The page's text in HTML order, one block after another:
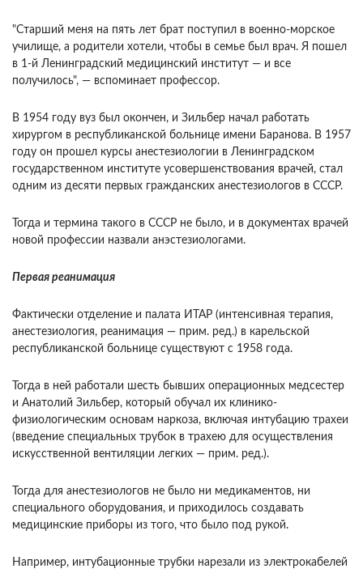
"Старший меня на пять лет брат поступил в военно-морское
училище, а родители хотели, чтобы в семье был врач. Я пошел
в 1-й Ленинградский медицинский институт — и все
получилось", — вспоминает профессор.
В 1954 году вуз был окончен, и Зильбер начал работать
хирургом в республиканской больнице имени Баранова. В 1957
году он прошел курсы анестезиологии в Ленинградском
государственном институте усовершенствования врачей, стал
одним из десяти первых гражданских анестезиологов в СССР.
Тогда и термина такого в СССР не было, и в документах врачей
новой профессии назвали анэстезиологами.
Первая реанимация
Фактически отделение и палата ИТАР (интенсивная терапия,
анестезиология, реанимация — прим. ред.) в карельской
республиканской больнице существуют с 1958 года.
Тогда в ней работали шесть бывших операционных медсестер
и Анатолий Зильбер, который обучал их клинико-
физиологическим основам наркоза, включая интубацию трахеи
(введение специальных трубок в трахею для осуществления
искусственной вентиляции легких — прим. ред.).
Тогда для анестезиологов не было ни медикаментов, ни
специального оборудования, и приходилось создавать
медицинские приборы из того, что было под рукой.
Например, интубационные трубки нарезали из электрокабелей